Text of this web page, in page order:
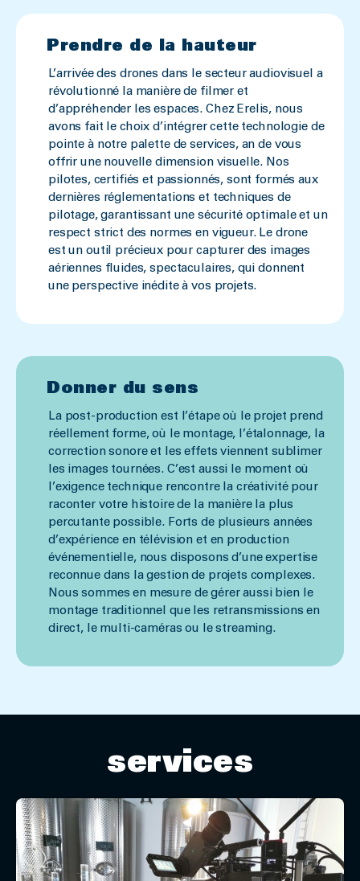
Prendre de la hauteur
L’arrivée des drones dans le secteur audiovisuel a
révolutionné la manière de filmer et
d’appréhender les espaces. Chez Erelis, nous
avons fait le choix d’intégrer cette technologie de
pointe à notre palette de services, an de vous
offrir une nouvelle dimension visuelle. Nos
pilotes, certifiés et passionnés, sont formés aux
dernières réglementations et techniques de
pilotage, garantissant une sécurité optimale et un
respect strict des normes en vigueur. Le drone
est un outil précieux pour capturer des images
aériennes fluides, spectaculaires, qui donnent
une perspective inédite à vos projets.
Donner du sens
La post-production est l’étape où le projet prend
réellement forme, où le montage, l’étalonnage, la
correction sonore et les effets viennent sublimer
les images tournées. C’est aussi le moment où
l’exigence technique rencontre la créativité pour
raconter votre histoire de la manière la plus
percutante possible. Forts de plusieurs années
d’expérience en télévision et en production
événementielle, nous disposons d’une expertise
reconnue dans la gestion de projets complexes.
Nous sommes en mesure de gérer aussi bien le
montage traditionnel que les retransmissions en
direct, le multi-caméras ou le streaming.
services